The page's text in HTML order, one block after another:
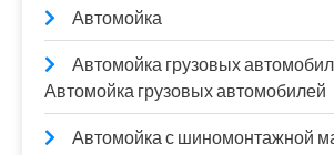
Автомойка
Автомойка грузовых
Автомойка грузовых автомобилей
Автомойка с шиномонтажной